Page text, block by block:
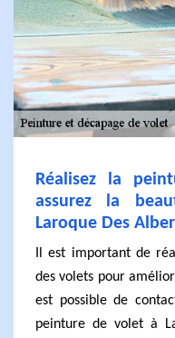
Réalisez la
assurez la
Laroque Des
Il est important de
des volets pour
est possible de
peinture de volet à